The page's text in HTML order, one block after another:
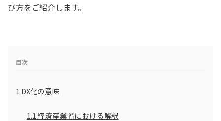
び方をご紹介します。
目次
1 DX化の意味
1.1 経済産業省における解釈